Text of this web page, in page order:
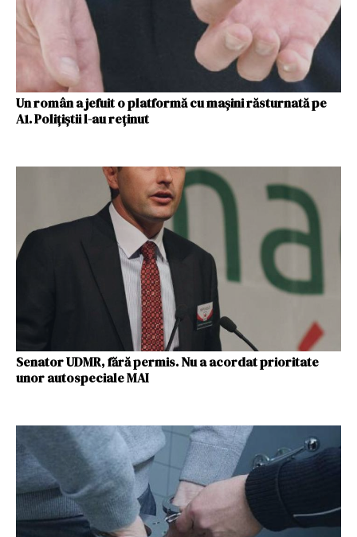
Un român a jefuit o platformă cu mașini răsturnată pe
A1. Polițiștii l-au reținut
Senator UDMR, fără permis. Nu a acordat prioritate
unor autospeciale MAI